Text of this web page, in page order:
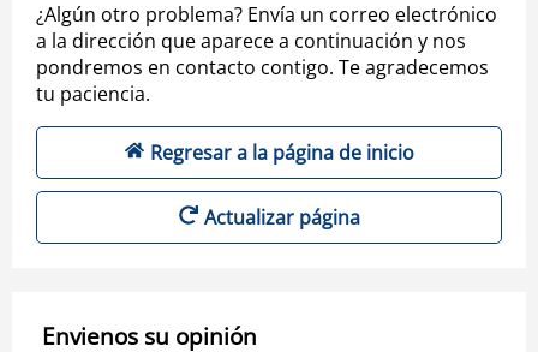
¿Algún otro problema? Envía un correo electrónico
a la dirección que aparece a continuación y nos
pondremos en contacto contigo. Te agradecemos
tu paciencia.
Regresar a la página de inicio
Actualizar página
Envienos su opinión